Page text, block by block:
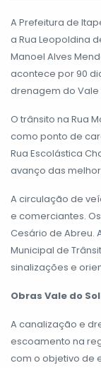
A Prefeitura de
a Rua Leopoldina
Manoel Alves
acontece por 90
drenagem do Vale
O trânsito na Rua
como ponto de
Rua Escolástica
avanço das
A circulação de
e comerciantes.
Cesário de Abreu.
Municipal de
sinalizações e
Obras Vale do Sol
A canalização e
escoamento na
com o objetivo de